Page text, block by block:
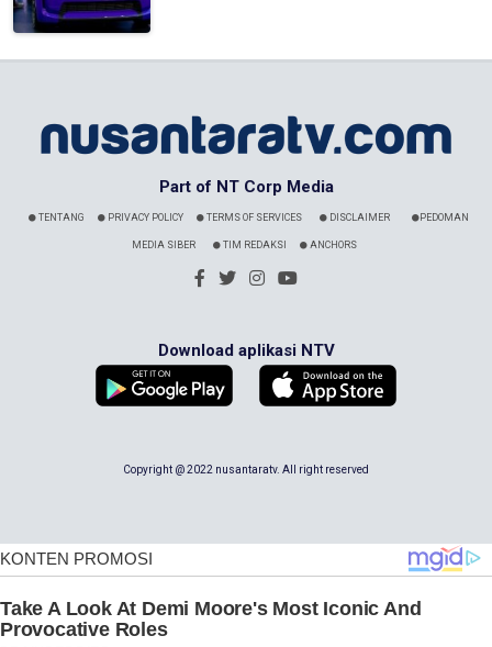
Part of NT Corp Media
TENTANG PRIVACY POLICY TERMS OF SERVICES DISCLAIMER PEDOMAN
MEDIA SIBER TIM REDAKSI ANCHORS
Download aplikasi NTV
Copyright @ 2022 nusantaratv. All right reserved